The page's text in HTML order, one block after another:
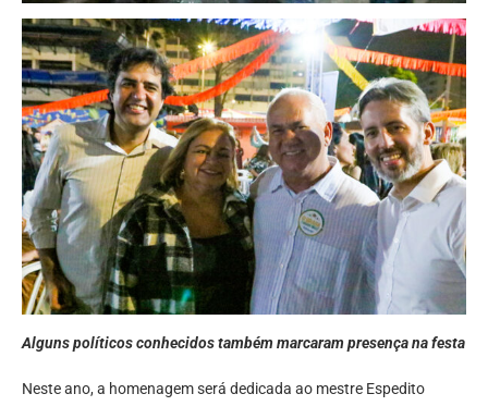
Alguns políticos conhecidos também marcaram presença na festa
Neste ano, a homenagem será dedicada ao mestre Espedito